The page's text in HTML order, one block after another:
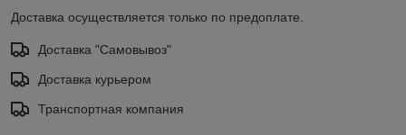
Доставка осуществляется только по предоплате.
Доставка "Самовывоз"
Доставка курьером
Транспортная компания